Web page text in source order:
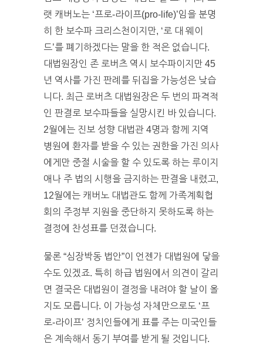
랫 캐버노는 ‘프로-라이프(pro-life)’임을 분명
히 한 보수파 크리스천이지만, ‘로 대 웨이
드’를 폐기하겠다는 말을 한 적은 없습니다.
대법원장인 존 로버츠 역시 보수파이지만 45
년 역사를 가진 판례를 뒤집을 가능성은 낮습
니다. 최근 로버츠 대법원장은 두 번의 파격적
인 판결로 보수파들을 실망시킨 바 있습니다.
2월에는 진보 성향 대법관 4명과 함께 지역
병원에 환자를 받을 수 있는 권한을 가진 의사
에게만 중절 시술을 할 수 있도록 하는 루이지
애나 주 법의 시행을 금지하는 판결을 내렸고,
12월에는 캐버노 대법관도 함께 가족계획협
회의 주정부 지원을 중단하지 못하도록 하는
결정에 찬성표를 던졌습니다.
물론 “심장박동 법안”이 언젠가 대법원에 닿을
수도 있겠죠. 특히 하급 법원에서 의견이 갈리
면 결국은 대법원이 결정을 내려야 할 날이 올
지도 모릅니다. 이 가능성 자체만으로도 ‘프
로-라이프’ 정치인들에게 표를 주는 미국인들
은 계속해서 동기 부여를 받게 될 것입니다.